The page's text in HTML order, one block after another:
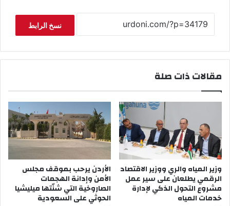
نسخ الرابط
مقالات ذات صلة
وزير المياه والري ووزير الاقتصاد
الرقمي يطلعان على سير عمل
مشروع التحول الذكي لإدارة
خدمات المياه
الأردن يرحب بموقف مجلس
الأمن وإدانة الهجمات
الصاروخية التي شنّتها ميليشيا
الحوثي على السعودية